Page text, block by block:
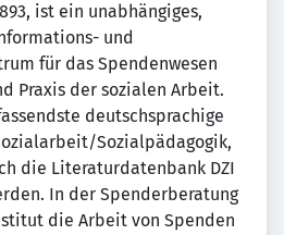
ist ein unabhängiges,
und
für das Spendenwesen
Praxis der sozialen Arbeit.
deutschsprachige
Sozialpädagogik,
die Literaturdatenbank DZI
In der Spenderberatung
die Arbeit von Spenden